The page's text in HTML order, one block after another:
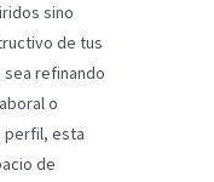
sino
de tus
sea refinando
o
perfil, esta
de